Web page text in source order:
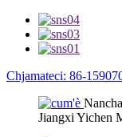
Chjamateci: 86-
Jiangxi Yichen